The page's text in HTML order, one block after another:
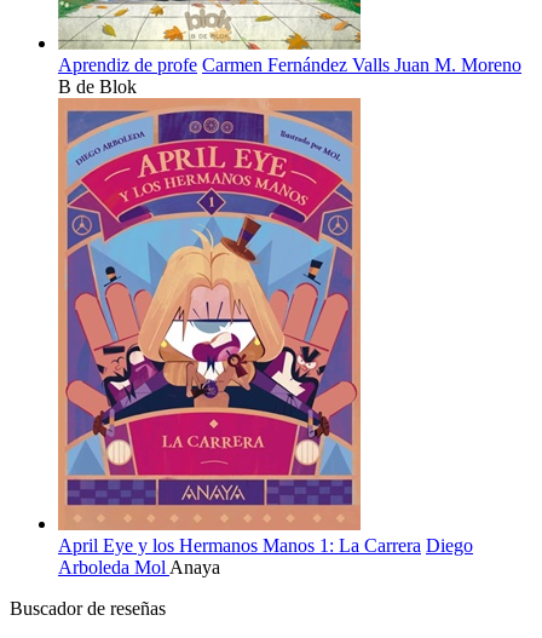
Aprendiz de profe Carmen Fernández Valls Juan M. Moreno
B de Blok
April Eye y los Hermanos Manos 1: La Carrera Diego
Arboleda Mol Anaya
Buscador de reseñas